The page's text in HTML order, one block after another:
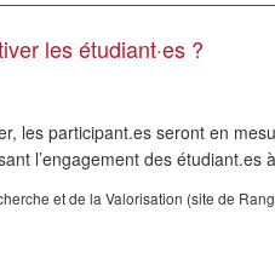
les étudiant·es ?
les participant.es seront en
l’engagement des
et de la Valorisation (site de